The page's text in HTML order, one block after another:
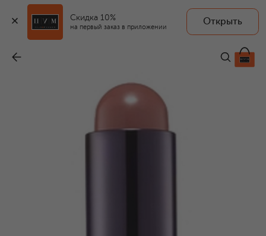
Скидка 10%
на первый заказ в приложении
Открыть
7 990 ₽